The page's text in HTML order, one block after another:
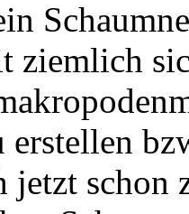
erstellen
jetzt schon